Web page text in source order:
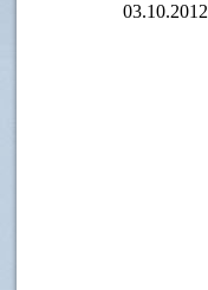
03.10.2012